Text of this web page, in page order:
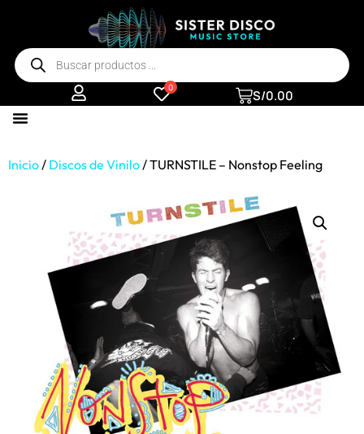
0 S/0.00
Inicio/ Discos de Vinilo/ TURNSTILE – Nonstop Feeling